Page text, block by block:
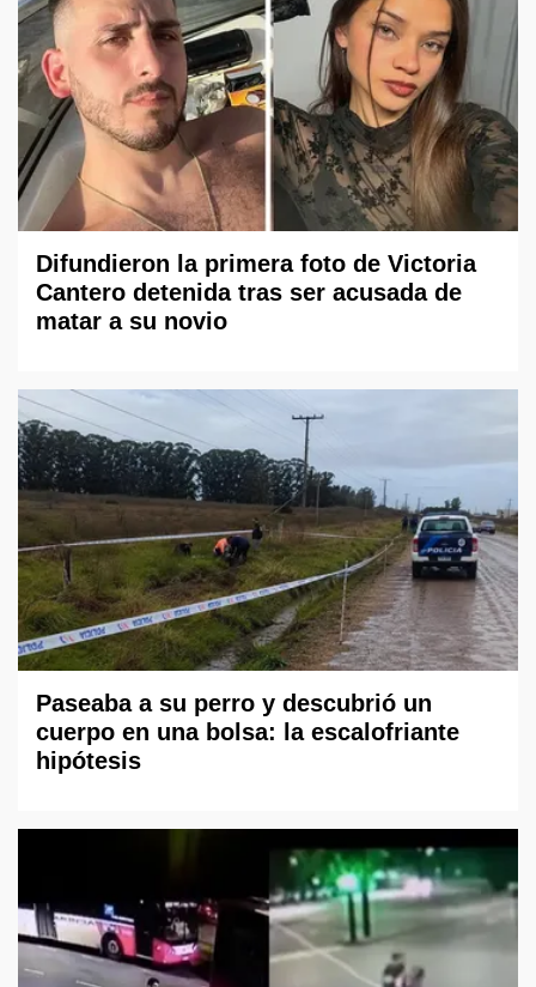
Difundieron la primera foto de Victoria
Cantero detenida tras ser acusada de
matar a su novio
Paseaba a su perro y descubrió un
cuerpo en una bolsa: la escalofriante
hipótesis